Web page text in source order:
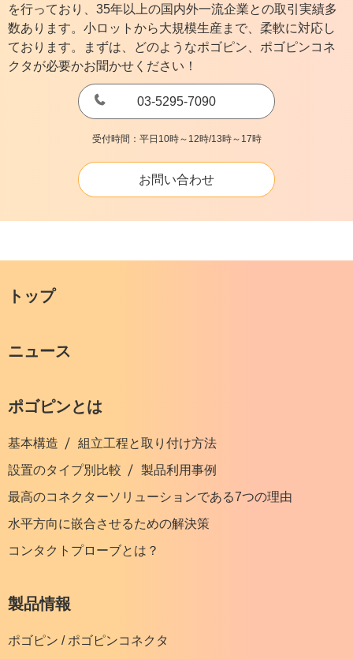
を行っており、35年以上の国内外一流企業との取引実績多
数あります。小ロットから大規模生産まで、柔軟に対応し
ております。まずは、どのようなポゴピン、ポゴピンコネ
クタが必要かお聞かせください！
03-5295-7090
受付時間：平日10時～12時/13時～17時
お問い合わせ
トップ
ニュース
ポゴピンとは
基本構造
組立工程と取り付け方法
設置のタイプ別比較
製品利用事例
最高のコネクターソリューションである7つの理由
水平方向に嵌合させるための解決策
コンタクトプローブとは？
製品情報
ポゴピン / ポゴピンコネクタ